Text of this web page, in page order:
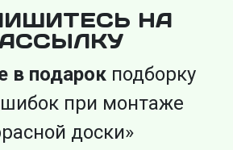
НА
в подарок подборку
при монтаже
доски»